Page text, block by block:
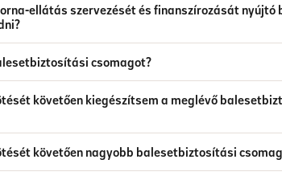
ellátás szervezését és finanszírozását
csomagot?
követően kiegészítsem a meglévő
követően nagyobb balesetbiztosítási